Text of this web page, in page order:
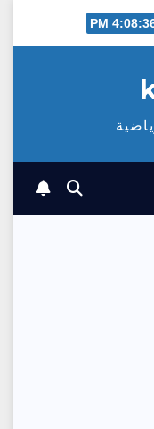
4:08:37